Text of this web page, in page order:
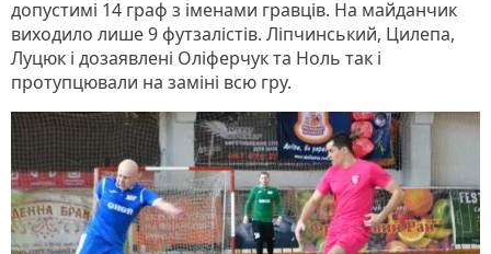
допустимі 14 граф з іменами гравців. На майданчик
виходило лише 9 футзалістів. Ліпчинський, Цилепа,
Луцюк і дозаявлені Оліферчук та Ноль так і
протупцювали на заміні всю гру.